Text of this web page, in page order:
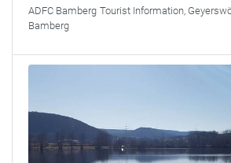
ADFC Bamberg Tourist Information,
Bamberg